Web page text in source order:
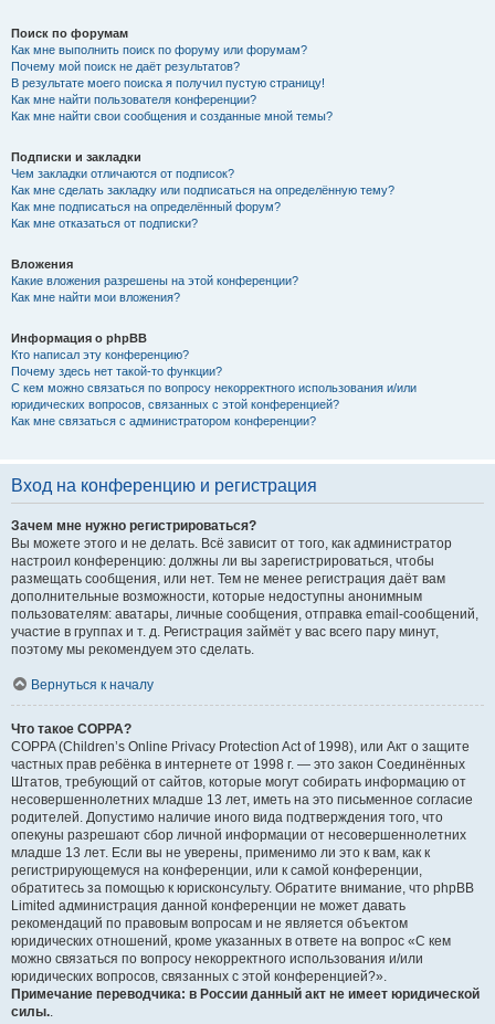
Поиск по форумам
Как мне выполнить поиск по форуму или форумам?
Почему мой поиск не даёт результатов?
В результате моего поиска я получил пустую страницу!
Как мне найти пользователя конференции?
Как мне найти свои сообщения и созданные мной темы?
Подписки и закладки
Чем закладки отличаются от подписок?
Как мне сделать закладку или подписаться на определённую тему?
Как мне подписаться на определённый форум?
Как мне отказаться от подписки?
Вложения
Какие вложения разрешены на этой конференции?
Как мне найти мои вложения?
Информация о phpBB
Кто написал эту конференцию?
Почему здесь нет такой-то функции?
С кем можно связаться по вопросу некорректного использования и/или
юридических вопросов, связанных с этой конференцией?
Как мне связаться с администратором конференции?
Вход на конференцию и регистрация
Зачем мне нужно регистрироваться?
Вы можете этого и не делать. Всё зависит от того, как администратор
настроил конференцию: должны ли вы зарегистрироваться, чтобы
размещать сообщения, или нет. Тем не менее регистрация даёт вам
дополнительные возможности, которые недоступны анонимным
пользователям: аватары, личные сообщения, отправка email-сообщений,
участие в группах и т. д. Регистрация займёт у вас всего пару минут,
поэтому мы рекомендуем это сделать.
Вернуться к началу
Что такое COPPA?
COPPA (Children’s Online Privacy Protection Act of 1998), или Акт о защите
частных прав ребёнка в интернете от 1998 г. — это закон Соединённых
Штатов, требующий от сайтов, которые могут собирать информацию от
несовершеннолетних младше 13 лет, иметь на это письменное согласие
родителей. Допустимо наличие иного вида подтверждения того, что
опекуны разрешают сбор личной информации от несовершеннолетних
младше 13 лет. Если вы не уверены, применимо ли это к вам, как к
регистрирующемуся на конференции, или к самой конференции,
обратитесь за помощью к юрисконсульту. Обратите внимание, что phpBB
Limited администрация данной конференции не может давать
рекомендаций по правовым вопросам и не является объектом
юридических отношений, кроме указанных в ответе на вопрос «С кем
можно связаться по вопросу некорректного использования и/или
юридических вопросов, связанных с этой конференцией?».
Примечание переводчика: в России данный акт не имеет юридической
силы..